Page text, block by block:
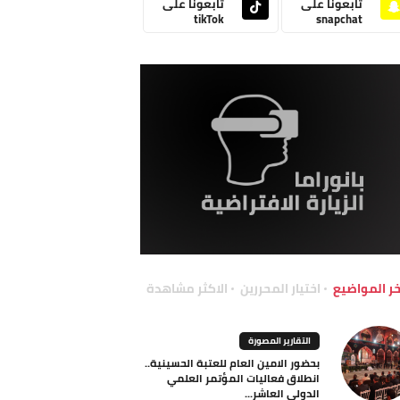
snapchat
tikTok
المواضيع اختيار المحررين الاكثر مشاهدة
التقارير المصورة
بحضور الامين العام للعتبة الحسينية..
انطلاق فعاليات المؤتمر العلمي
الدولي العاشر...